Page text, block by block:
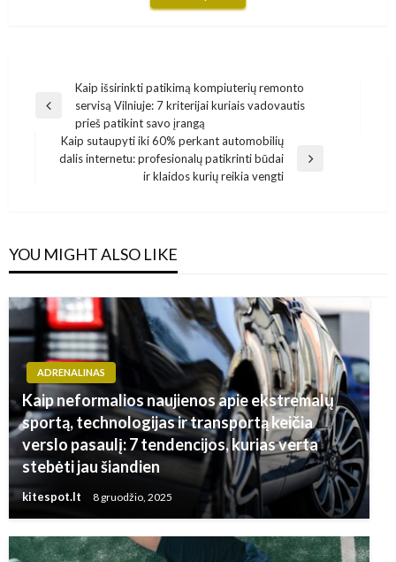
Navigacija
tarp
įrašų
Previous
Kaip išsirinkti patikimą kompiuterių remonto
servisą Vilniuje: 7 kriterijai kuriais vadovautis
prieš patikint savo įrangą
Next
Kaip sutaupyti iki 60% perkant automobilių
dalis internetu: profesionalų patikrinti būdai
ir klaidos kurių reikia vengti
YOU MIGHT ALSO LIKE
ADRENALINAS
Kaip neformalios naujienos apie ekstremalų
sportą, technologijas ir transportą keičia
verslo pasaulį: 7 tendencijos, kurias verta
stebėti jau šiandien
kitespot.lt 8 gruodžio, 2025